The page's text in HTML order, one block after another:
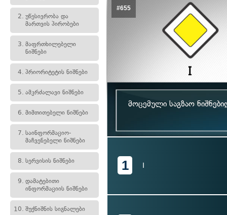
2. უწესივრობა და
მართვის პირობები
3. მაფრთხილებელი
ნიშნები
4. პრიორიტეტის ნიშნები
5. ამკრძალავი ნიშნები
6. მიმთითებელი ნიშნები
7. საინფორმაციო-
მაჩვენებელი ნიშნები
8. სერვისის ნიშნები
9. დამატებითი
ინფორმაციის ნიშნები
10. შუქნიშნის სიგნალები
#655
მოცემული საგზაო
1 I